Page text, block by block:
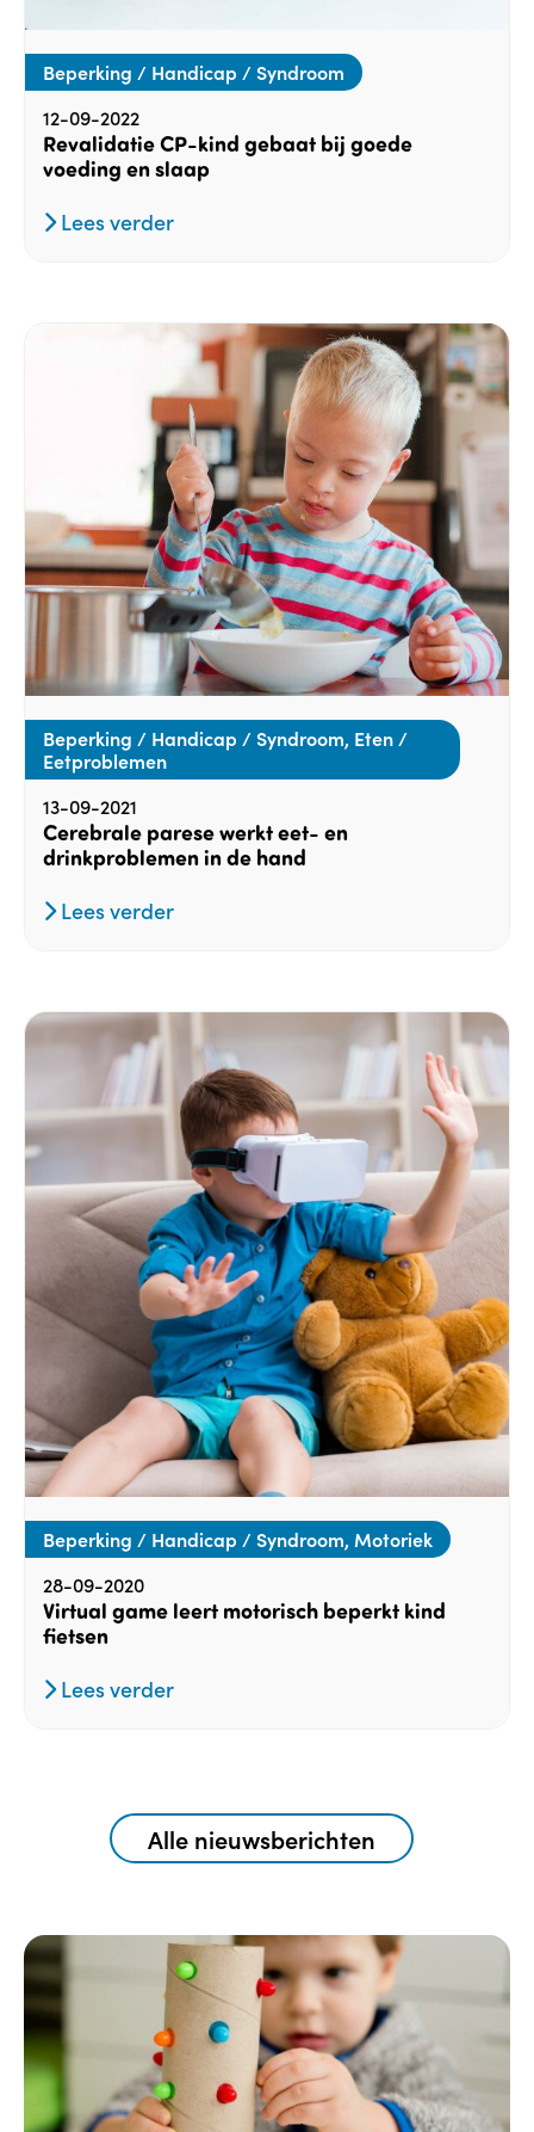
Beperking / Handicap / Syndroom
12-09-2022
Revalidatie CP-kind gebaat bij goede
voeding en slaap
Lees verder
Beperking / Handicap / Syndroom, Eten /
Eetproblemen
13-09-2021
Cerebrale parese werkt eet- en
drinkproblemen in de hand
Lees verder
Beperking / Handicap / Syndroom, Motoriek
28-09-2020
Virtual game leert motorisch beperkt kind
fietsen
Lees verder
Alle nieuwsberichten